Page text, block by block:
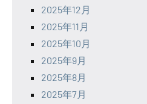
2025年12月
2025年11月
2025年10月
2025年9月
2025年8月
2025年7月